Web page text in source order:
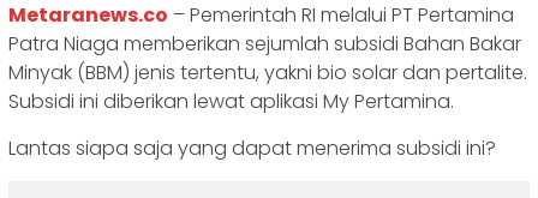
Metaranews.co – Pemerintah RI melalui PT Pertamina
Patra Niaga memberikan sejumlah subsidi Bahan Bakar
Minyak (BBM) jenis tertentu, yakni bio solar dan pertalite.
Subsidi ini diberikan lewat aplikasi My Pertamina.
Lantas siapa saja yang dapat menerima subsidi ini?